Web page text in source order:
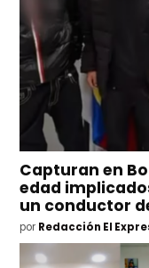
Capturan en
edad
un conductor
por Redacción El